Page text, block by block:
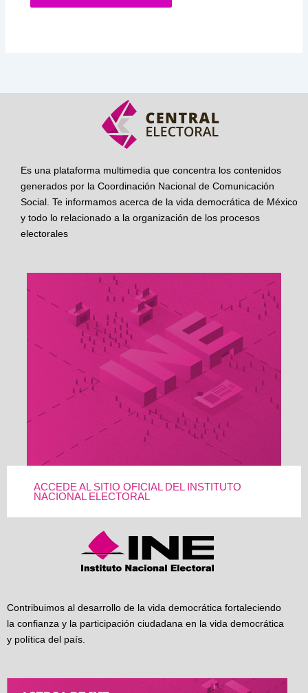
Es una plataforma multimedia que concentra los contenidos
generados por la Coordinación Nacional de Comunicación
Social. Te informamos acerca de la vida democrática de México
y todo lo relacionado a la organización de los procesos
electorales
ACCEDE AL SITIO OFICIAL DEL INSTITUTO
NACIONAL ELECTORAL
Contribuimos al desarrollo de la vida democrática fortaleciendo
la confianza y la participación ciudadana en la vida democrática
y política del país.